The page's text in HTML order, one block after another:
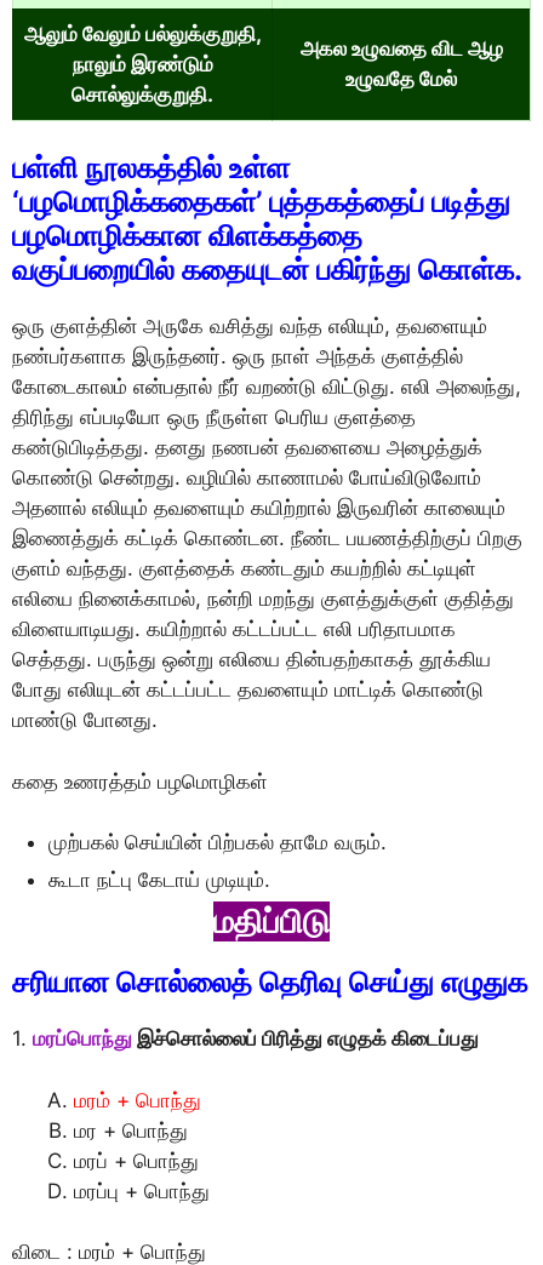
ஆலும் வேலும் பல்லுக்குறுதி,
நாலும் இரண்டும்
சொல்லுக்குறுதி.
அகல உழுவதை விட ஆழ
உழுவதே மேல்
பள்ளி நூலகத்தில் உள்ள
‘பழமொழிக்கதைகள்’ புத்தகத்தைப் படித்து
பழமொழிக்கான விளக்கத்தை
வகுப்பறையில் கதையுடன் பகிர்ந்து கொள்க.
ஒரு குளத்தின் அருகே வசித்து வந்த எலியும், தவளையும்
நண்பர்களாக இருந்தனர். ஒரு நாள் அந்தக் குளத்தில்
கோடைகாலம் என்பதால் நீர் வறண்டு விட்டுது. எலி அலைந்து,
திரிந்து எப்படியோ ஒரு நீருள்ள பெரிய குளத்தை
கண்டுபிடித்தது. தனது நணபன் தவளையை அழைத்துக்
கொண்டு சென்றது. வழியில் காணாமல் போய்விடுவோம்
அதனால் எலியும் தவளையும் கயிற்றால் இருவரின் காலையும்
இணைத்துக் கட்டிக் கொண்டன. நீண்ட பயணத்திற்குப் பிறகு
குளம் வந்தது. குளத்தைக் கண்டதும் கயற்றில் கட்டியுள்
எலியை நினைக்காமல், நன்றி மறந்து குளத்துக்குள் குதித்து
விளையாடியது. கயிற்றால் கட்டப்பட்ட எலி பரிதாபமாக
செத்தது. பருந்து ஒன்று எலியை தின்பதற்காகத் தூக்கிய
போது எலியுடன் கட்டப்பட்ட தவளையும் மாட்டிக் கொண்டு
மாண்டு போனது.
கதை உணரத்தம் பழமொழிகள்
முற்பகல் செய்யின் பிற்பகல் தாமே வரும்.
கூடா நட்பு கேடாய் முடியும்.
மதிப்பிடு
சரியான சொல்லைத் தெரிவு செய்து எழுதுக
1. மரப்பொந்து இச்சொல்லைப் பிரித்து எழுதக் கிடைப்பது
மரம் + பொந்து
மர + பொந்து
மரப் + பொந்து
மரப்பு + பொந்து
விடை : மரம் + பொந்து